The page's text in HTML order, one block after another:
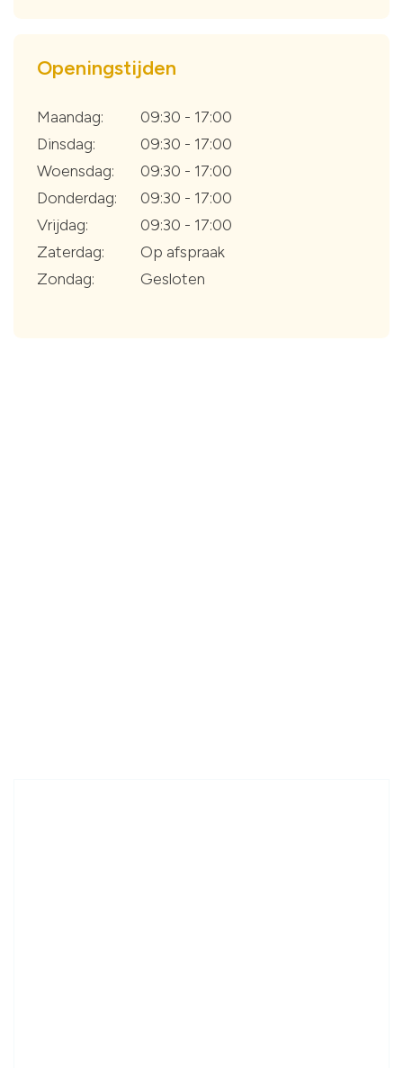
Openingstijden
Maandag:
09:30 - 17:00
Dinsdag:
09:30 - 17:00
Woensdag:
09:30 - 17:00
Donderdag:
09:30 - 17:00
Vrijdag:
09:30 - 17:00
Zaterdag:
Op afspraak
Zondag:
Gesloten